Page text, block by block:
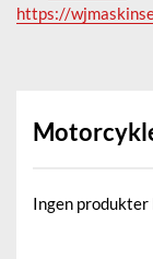
https://
Ingen produkter